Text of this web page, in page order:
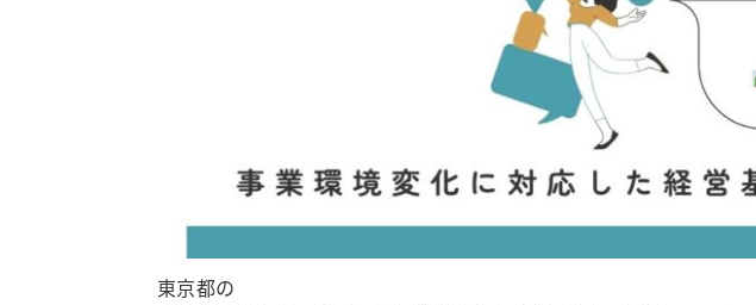
東京都の